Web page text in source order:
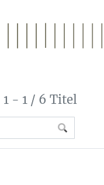
1 - 1 / 6 Titel